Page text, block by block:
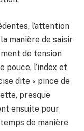
l’attention
manière de saisir
de tension
pouce, l’index et
dite « pince de
presque
ensuite pour
de manière